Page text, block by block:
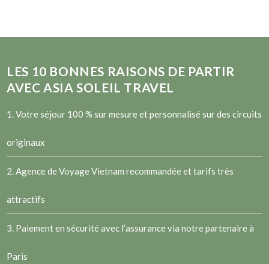
LES 10 BONNES RAISONS DE PARTIR
AVEC ASIA SOLEIL TRAVEL
1. Votre séjour 100 % sur mesure et personnalisé sur des circuits
originaux
2.Agence de Voyage Vietnam recommandée et tarifs très
attractifs
3. Paiement en sécurité avec l’assurance via notre partenaire à
Paris